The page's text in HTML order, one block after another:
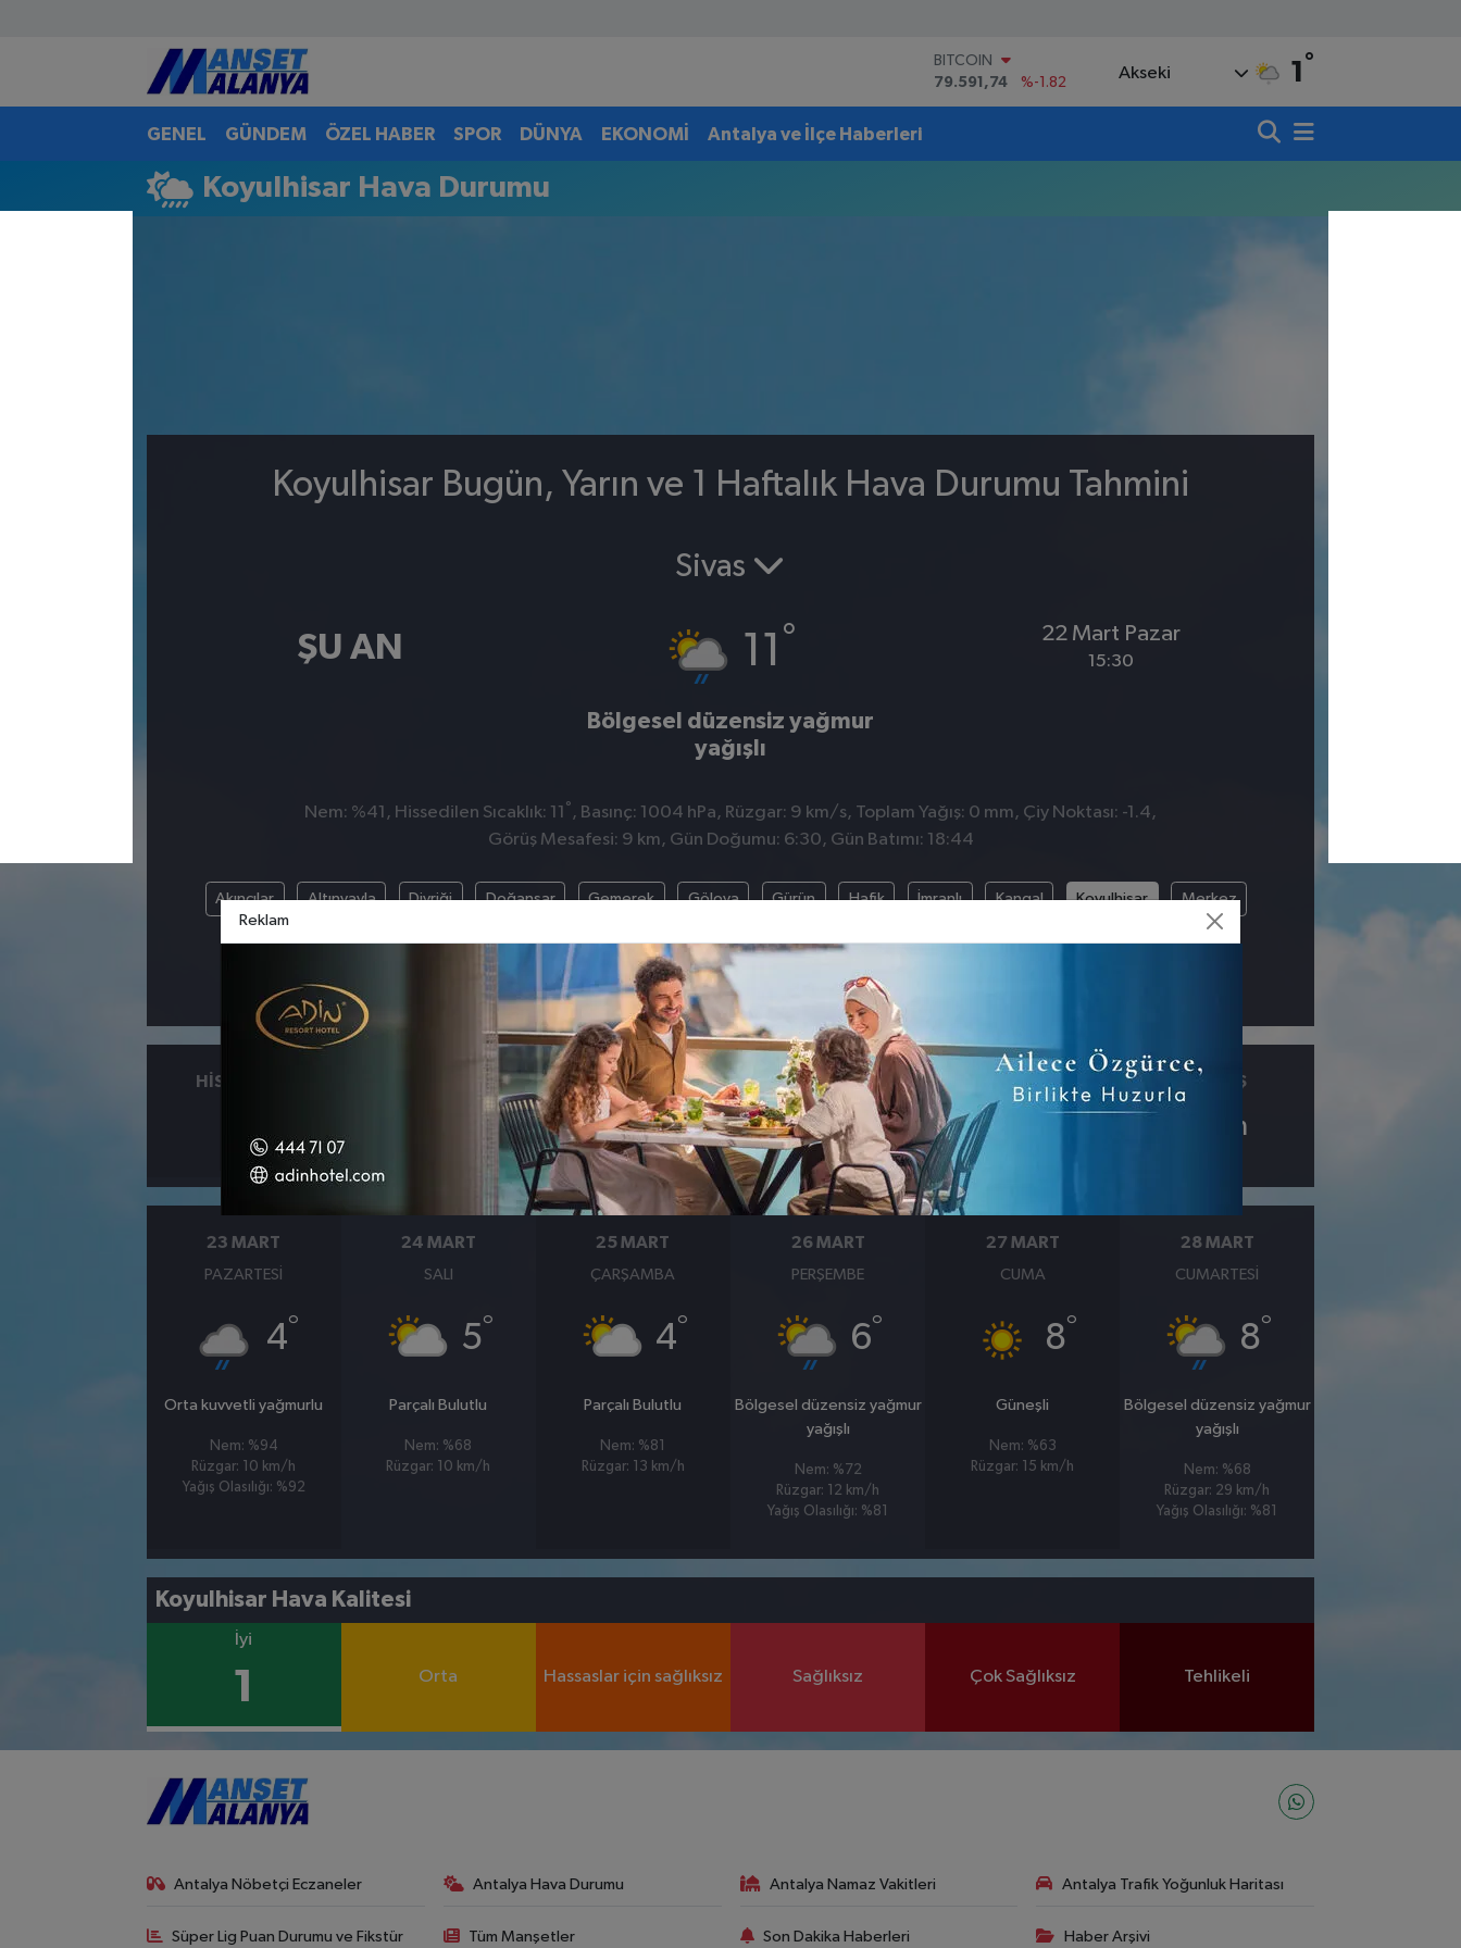
BITCOIN
79.591,74
%-1.82
DOLAR
Akseki 1 °
GENEL GÜNDEM ÖZEL HABER SPOR DÜNYA EKONOMİ Antalya ve İlçe Haberleri
Koyulhisar Hava Durumu
Koyulhisar Bugün, Yarın ve 1 Haftalık Hava Durumu Tahmini
ŞU AN
Sivas
11 °
Bölgesel düzensiz yağmur
yağışlı
22 Mart Pazar
15:30
Nem: %41, Hissedilen Sıcaklık: 11 ° , Basınç: 1004 hPa, Rüzgar: 9 km/s, Toplam Yağış: 0 mm, Çiy Noktası: -1.4,
Görüş Mesafesi: 9 km, Gün Doğumu: 6:30, Gün Batımı: 18:44
Akıncılar Altınyayla Divriği Doğanşar Gemerek Gölova Gürün Hafik İmranlı Kangal Koyulhisar Merkez
Şarkışla Suşehri Ulaş Yıldızeli Zara
HISSEDILEN BASINÇ
1004hpa
RÜZGAR
9km/s
ÇIY GÖRÜŞ
km
23 MART
PAZARTESI
4°
Orta kuvvetli yağmurlu
Nem: %94
Rüzgar: 10 km/h
Yağış Olasılığı: %92
24 MART
SALI
5°
Parçalı Bulutlu
Nem: %68
Rüzgar: 10 km/h
25 MART
ÇARŞAMBA
4°
Parçalı Bulutlu
Nem: %81
Rüzgar: 13 km/h
26 MART
PERŞEMBE
6°
Bölgesel düzensiz yağmur
yağışlı
Nem: %72
Rüzgar: 12 km/h
Yağış Olasılığı: %81
27 MART
CUMA
8°
Güneşli
Nem: %63
Rüzgar: 15 km/h
28 MART
CUMARTESI
8°
Bölgesel düzensiz yağmur
yağışlı
Nem: %68
Rüzgar: 29 km/h
Yağış Olasılığı: %81
Koyulhisar Hava Kalitesi
İyi
1 Orta Hassaslar için sağlıksız Sağlıksız Çok Sağlıksız Tehlikeli
Antalya Nöbetçi Eczaneler Antalya Hava Durumu Antalya Namaz Vakitleri Antalya Trafik Yoğunluk Haritası
Süper Lig Puan Durumu ve Fikstür Tüm Manşetler Son Dakika Haberleri Haber Arşivi
Antalya Nöbetçi Eczaneler
Antalya Hava Durumu
Antalya Namaz Vakitleri
Reklam